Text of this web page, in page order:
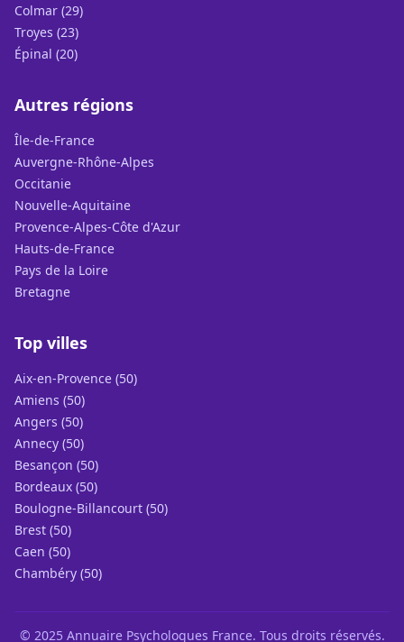
Colmar (29)
Troyes (23)
Épinal (20)
Autres régions
Île-de-France
Auvergne-Rhône-Alpes
Occitanie
Nouvelle-Aquitaine
Provence-Alpes-Côte d'Azur
Hauts-de-France
Pays de la Loire
Bretagne
Top villes
Aix-en-Provence (50)
Amiens (50)
Angers (50)
Annecy (50)
Besançon (50)
Bordeaux (50)
Boulogne-Billancourt (50)
Brest (50)
Caen (50)
Chambéry (50)
© 2025 Annuaire Psychologues France. Tous droits réservés.